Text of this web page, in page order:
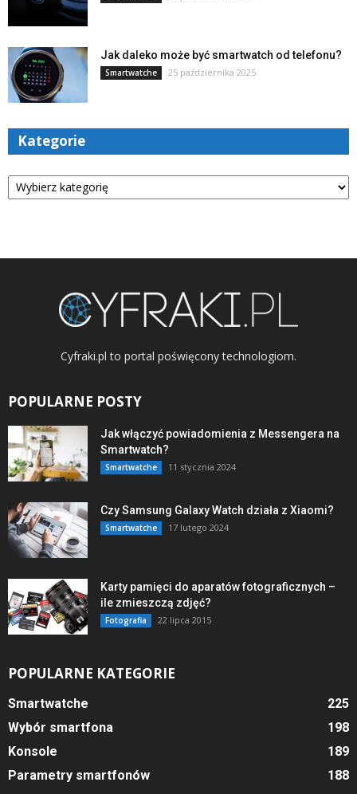
Jak daleko może być smartwatch od telefonu?
Smartwatche 25 października 2025
Kategorie
Kategorie
Cyfraki.pl to portal poświęcony technologiom.
POPULARNE POSTY
Jak włączyć powiadomienia z Messengera na
Smartwatch?
Smartwatche 11 stycznia 2024
Czy Samsung Galaxy Watch działa z Xiaomi?
Smartwatche 17 lutego 2024
Karty pamięci do aparatów fotograficznych –
ile zmieszczą zdjęć?
Fotografia 22 lipca 2015
POPULARNE KATEGORIE
Smartwatche
225
Wybór smartfona
198
Konsole
189
Parametry smartfonów
188